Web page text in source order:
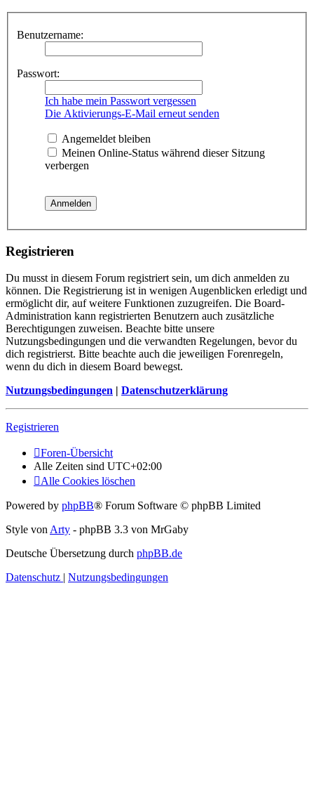
Benutzername:
Passwort:
Ich habe mein Passwort vergessen
Die Aktivierungs-E-Mail erneut senden
Angemeldet bleiben
Meinen Online-Status während dieser Sitzung
verbergen
Registrieren
Du musst in diesem Forum registriert sein, um dich anmelden zu
können. Die Registrierung ist in wenigen Augenblicken erledigt und
ermöglicht dir, auf weitere Funktionen zuzugreifen. Die Board-
Administration kann registrierten Benutzern auch zusätzliche
Berechtigungen zuweisen. Beachte bitte unsere
Nutzungsbedingungen und die verwandten Regelungen, bevor du
dich registrierst. Bitte beachte auch die jeweiligen Forenregeln,
wenn du dich in diesem Board bewegst.
Nutzungsbedingungen | Datenschutzerklärung
Registrieren
Foren-Übersicht
Alle Zeiten sind UTC+02:00
Alle Cookies löschen
Powered by phpBB® Forum Software © phpBB Limited
Style vonArty - phpBB 3.3 von MrGaby
Deutsche Übersetzung durch phpBB.de
Datenschutz | Nutzungsbedingungen